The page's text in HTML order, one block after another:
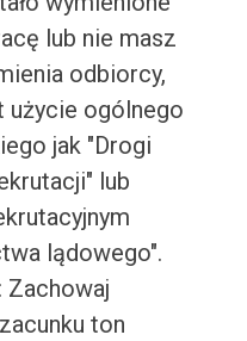
lub nie masz
odbiorcy,
użycie ogólnego
jak "Drogi
lub
lądowego".
Zachowaj
ton